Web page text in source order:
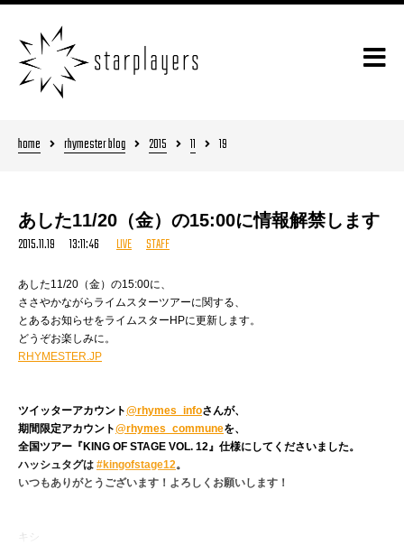
home rhymester blog 2015 11 19
あした11/20（金）の15:00に情報解禁します
2015.11.19 13:11:46 LIVE STAFF
あした11/20（金）の15:00に、
ささやかながらライムスターツアーに関する、
とあるお知らせをライムスターHPに更新します。
どうぞお楽しみに。
RHYMESTER.JP
ツイッターアカウント@rhymes_infoさんが、
期間限定アカウント@rhymes_communeを、
全国ツアー『KING OF STAGE VOL. 12 』仕様にしてくださいました。
ハッシュタグは #kingofstage12。
いつもありがとうございます！よろしくお願いします！
キシ